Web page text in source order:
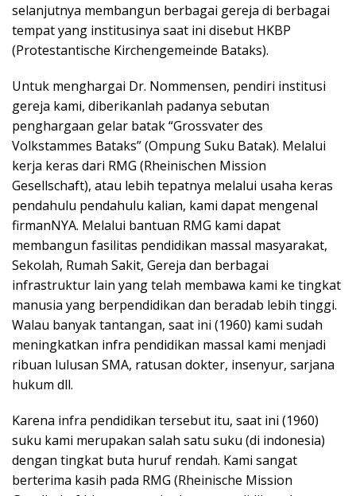
selanjutnya membangun berbagai gereja di berbagai
tempat yang institusinya saat ini disebut HKBP
(Protestantische Kirchengemeinde Bataks).
Untuk menghargai Dr. Nommensen, pendiri institusi
gereja kami, diberikanlah padanya sebutan
penghargaan gelar batak “Grossvater des
Volkstammes Bataks” (Ompung Suku Batak). Melalui
kerja keras dari RMG (Rheinischen Mission
Gesellschaft), atau lebih tepatnya melalui usaha keras
pendahulu pendahulu kalian, kami dapat mengenal
firmanNYA. Melalui bantuan RMG kami dapat
membangun fasilitas pendidikan massal masyarakat,
Sekolah, Rumah Sakit, Gereja dan berbagai
infrastruktur lain yang telah membawa kami ke tingkat
manusia yang berpendidikan dan beradab lebih tinggi.
Walau banyak tantangan, saat ini (1960) kami sudah
meningkatkan infra pendidikan massal kami menjadi
ribuan lulusan SMA, ratusan dokter, insenyur, sarjana
hukum dll.
Karena infra pendidikan tersebut itu, saat ini (1960)
suku kami merupakan salah satu suku (di indonesia)
dengan tingkat buta huruf rendah. Kami sangat
berterima kasih pada RMG (Rheinische Mission